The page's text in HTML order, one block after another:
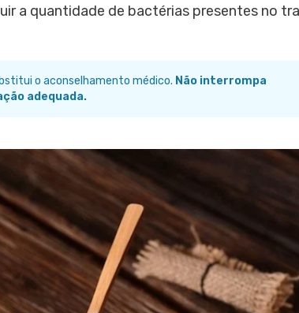
a quantidade de bactérias presentes no
o aconselhamento médico. Não interrompa
adequada.